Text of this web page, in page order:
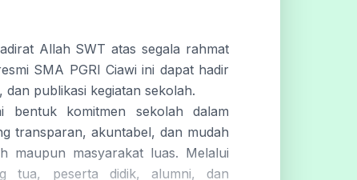
Allah SWT atas segala rahmat
SMA PGRI Ciawi ini dapat hadir
publikasi kegiatan sekolah.
bentuk komitmen sekolah dalam
transparan, akuntabel, dan mudah
maupun masyarakat luas. Melalui
tua, peserta didik, alumni, dan